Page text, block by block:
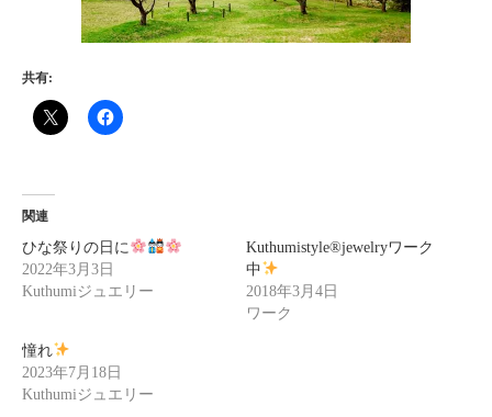
共有:
関連
ひな祭りの日に
2022年3月3日
Kuthumiジュエリー
Kuthumistyle®️jewelryワーク
中
2018年3月4日
ワーク
憧れ
2023年7月18日
Kuthumiジュエリー